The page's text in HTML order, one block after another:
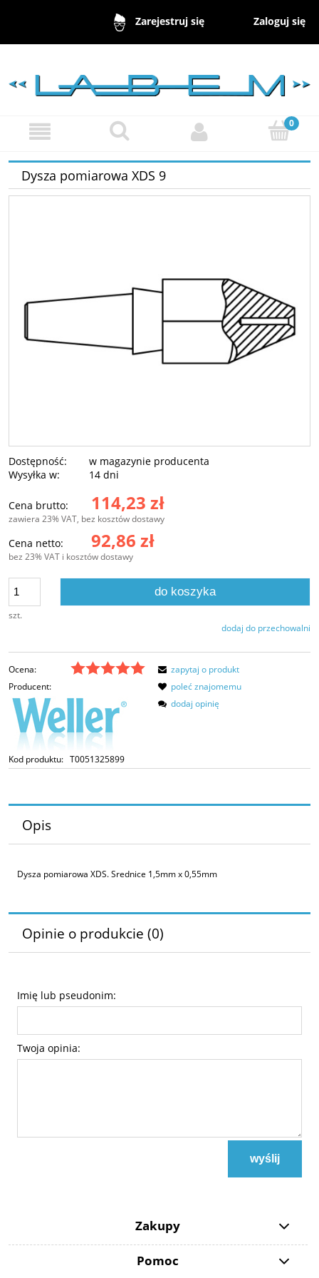
Zarejestruj się Zaloguj się
Dysza pomiarowa XDS 9
Dostępność:
w magazynie producenta
Wysyłka w:
14 dni
Cena brutto: 114,23 zł
zawiera 23% VAT, bez kosztów dostawy
Cena netto: 92,86 zł
bez 23% VAT i kosztów dostawy
szt.
do koszyka
dodaj do przechowalni
Ocena:
Producent:
Kod produktu: T0051325899
zapytaj o produkt
poleć znajomemu
dodaj opinię
Opis
Dysza pomiarowa XDS. Srednice 1,5mm x 0,55mm
Opinie o produkcie (0)
Imię lub pseudonim:
Twoja opinia:
wyślij
Zakupy
Pomoc